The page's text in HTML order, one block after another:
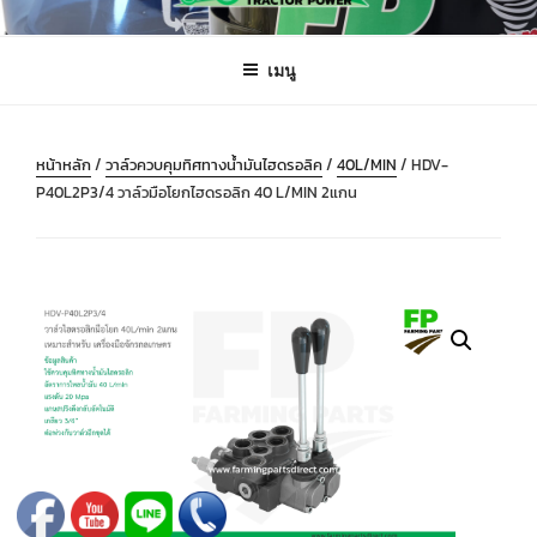
ข้ามFARMING PARTS DIRECT
ฟาร์มมิ่งพาร์ทไดเร็ค อะไหล่ รถไถ แทรกเตอร์ เครื่องมือจักรกลเกษตร จัดส่ง
เมนู
หน้าหลัก/ วาล์วควบคุมทิศทางน้ำมันไฮดรอลิค/ 40L/MIN / HDV-
P40L2P3/4 วาล์วมือโยกไฮดรอลิก 40 L/MIN 2แกน